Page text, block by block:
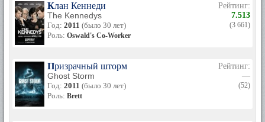
Клан Кеннеди
The Kennedys
Год: 2011 (было 30 лет)
Роль: Oswald's Co-Worker
Рейтинг:
7.513
(3 661)
Призрачный шторм
Ghost Storm
Год: 2011 (было 30 лет)
Роль: Brett
Рейтинг:
—
(52)